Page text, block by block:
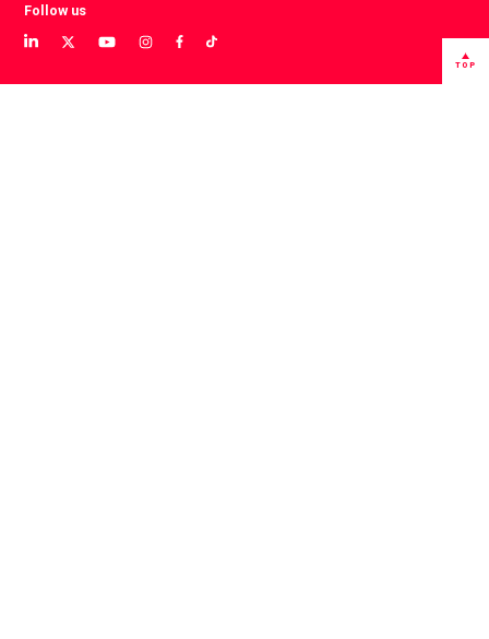
Follow us
View
LinkedIn
View
Twitter
View
YouTube
View
instagram
View
Facebook
View
TikTok
TOP